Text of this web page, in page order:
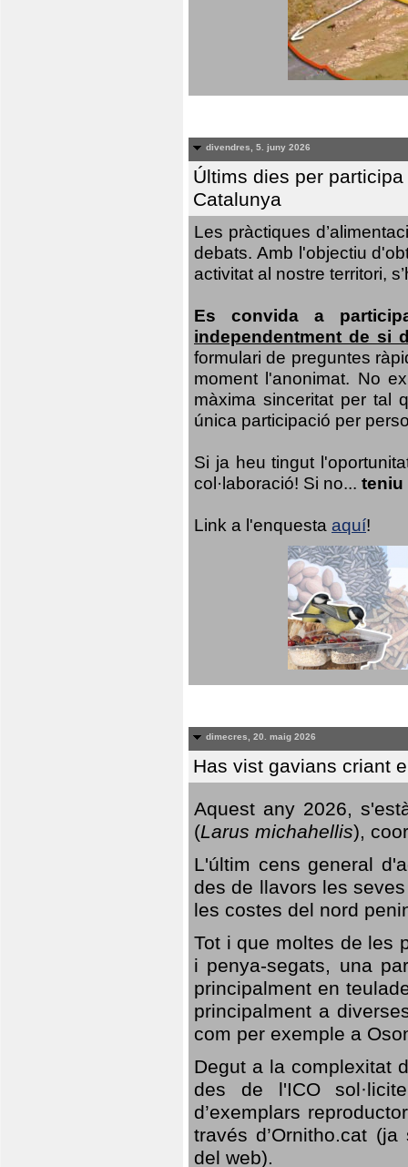
divendres, 5. juny 2026
Últims dies per
Catalunya
Les pràctiques
debats. Amb l'objectiu
activitat al nostre territori,
Es convida a
independentment de si
formulari de preguntes
moment l'anonimat. No
màxima sinceritat per tal
única participació per
Si ja heu tingut
col·laboració! Si no... teniu
Link a l'enquesta aquí!
dimecres, 20. maig 2026
Has vist gavians criant
Aquest any 2026,
(Larus michahellis),
L'últim cens general
des de llavors les
les costes del nord
Tot i que moltes de les
i penya-segats, una
principalment en
principalment a
com per exemple a
Degut a la complexitat
des de l'ICO
d’exemplars
través d’Ornitho.cat
del web).